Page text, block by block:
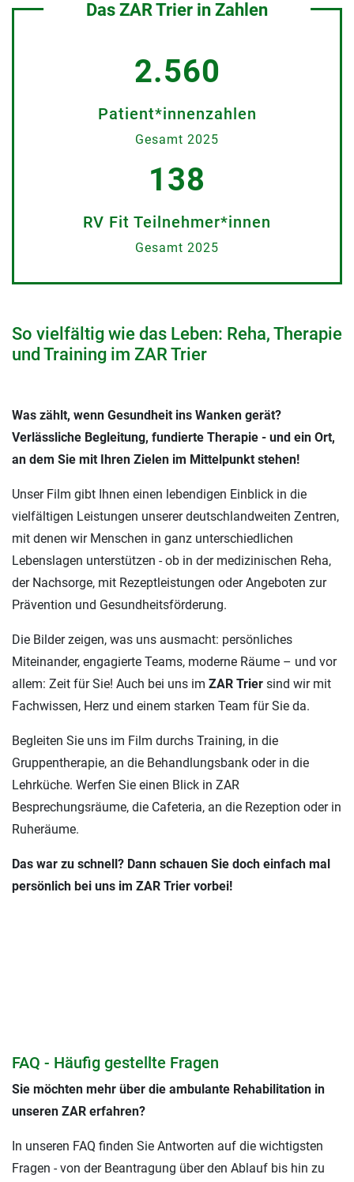
Das ZAR Trier in Zahlen
2.560
Patient*innenzahlen
Gesamt 2025
138
RV Fit Teilnehmer*innen
Gesamt 2025
So vielfältig wie das Leben: Reha, Therapie
und Training im ZAR Trier
Was zählt, wenn Gesundheit ins Wanken gerät?
Verlässliche Begleitung, fundierte Therapie - und ein Ort,
an dem Sie mit Ihren Zielen im Mittelpunkt stehen!
Unser Film gibt Ihnen einen lebendigen Einblick in die
vielfältigen Leistungen unserer deutschlandweiten Zentren,
mit denen wir Menschen in ganz unterschiedlichen
Lebenslagen unterstützen - ob in der medizinischen Reha,
der Nachsorge, mit Rezeptleistungen oder Angeboten zur
Prävention und Gesundheitsförderung.
Die Bilder zeigen, was uns ausmacht: persönliches
Miteinander, engagierte Teams, moderne Räume – und vor
allem: Zeit für Sie! Auch bei uns im ZAR Trier sind wir mit
Fachwissen, Herz und einem starken Team für Sie da.
Begleiten Sie uns im Film durchs Training, in die
Gruppentherapie, an die Behandlungsbank oder in die
Lehrküche. Werfen Sie einen Blick in ZAR
Besprechungsräume, die Cafeteria, an die Rezeption oder in
Ruheräume.
Das war zu schnell? Dann schauen Sie doch einfach mal
persönlich bei uns im ZAR Trier vorbei!
FAQ - Häufig gestellte Fragen
Sie möchten mehr über die ambulante Rehabilitation in
unseren ZAR erfahren?
In unseren FAQ finden Sie Antworten auf die wichtigsten
Fragen - von der Beantragung über den Ablauf bis hin zu